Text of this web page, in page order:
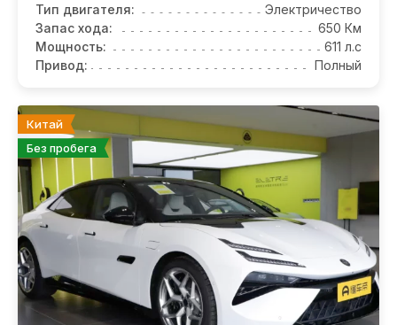
Тип двигателя:
Электричество
Запас хода:
650 Км
Мощность:
611 л.с
Привод:
Полный
Китай
Без пробега